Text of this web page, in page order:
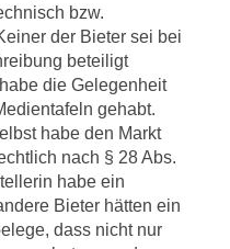
bzw.
der Bieter sei bei
beteiligt
die Gelegenheit
gehabt.
habe den Markt
nach § 28 Abs.
habe ein
Bieter hätten ein
dass nicht nur